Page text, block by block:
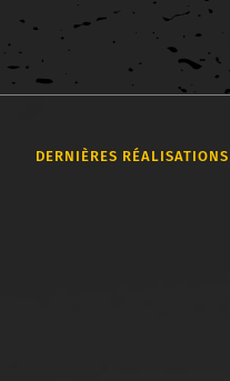
DERNIÈRES RÉALISATIONS